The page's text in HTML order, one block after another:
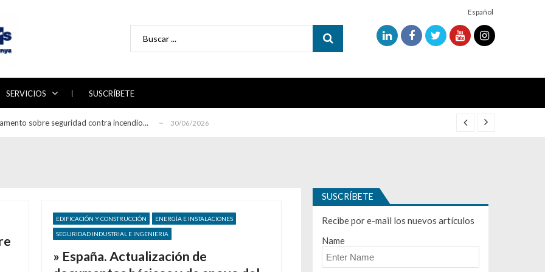
Español
SERVICIOS SUSCRÍBETE
directrices para la auditoría de sistemas ...
2026-2030 del Plan Nacional de Adaptac...
Certificación de Combustibles Renovables...
sobre seguridad contra incendio... 30/06/2026
directrices para la auditoría de sistemas ... 29/06/2026
directrices para la auditoría de sistemas ... 29/06/2026
EDIFICACIÓN Y CONSTRUCCIÓN ENERGÍA E INSTALACIONES
SEGURIDAD INDUSTRIAL E INGENIERIA
» España. Actualización de
SUSCRÍBETE
Recibe por e-mail los nuevos artículos
Name